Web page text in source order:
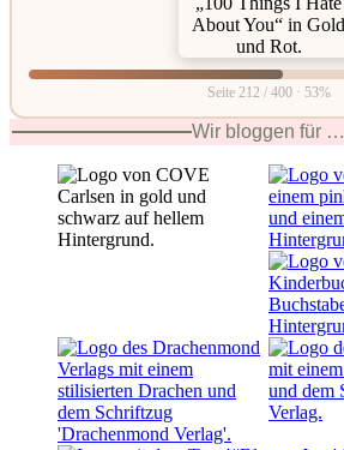
Seite 212 / 400 · 53%
Wir bloggen für …